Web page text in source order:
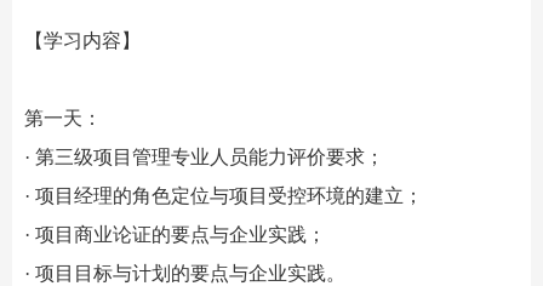
【学习内容】
第一天：
· 第三级项目管理专业人员能力评价要求；
· 项目经理的角色定位与项目受控环境的建立；
· 项目商业论证的要点与企业实践；
· 项目目标与计划的要点与企业实践。